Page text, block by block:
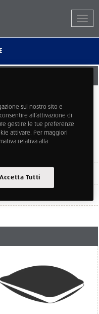
Monterotondo
sul nostro sito e
all’attivazione di
gestire le tue preferenze
attivare. Per maggiori
relativa alla
Accetta Tutti